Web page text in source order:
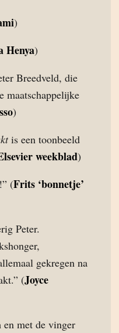
)
Henya)
Breedveld, die
maatschappelijke
)
is een toonbeeld
weekblad)
(Frits ‘bonnetje’
Peter.
gekregen na
(Joyce
en met de vinger